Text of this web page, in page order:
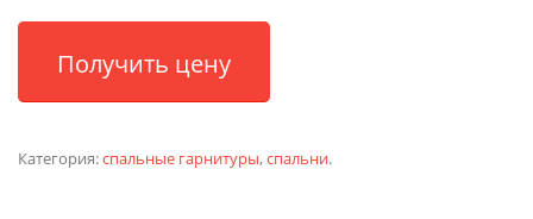
Получить цену
Категория:спальные гарнитуры,спальни.